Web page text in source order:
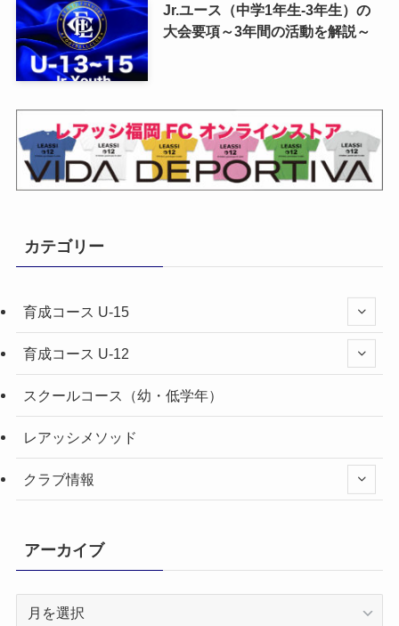
Jr.ユース（中学1年生-3年生）の
大会要項～3年間の活動を解説～
カテゴリー
育成コース U-15
育成コース U-12
スクールコース（幼・低学年）
レアッシメソッド
クラブ情報
アーカイブ